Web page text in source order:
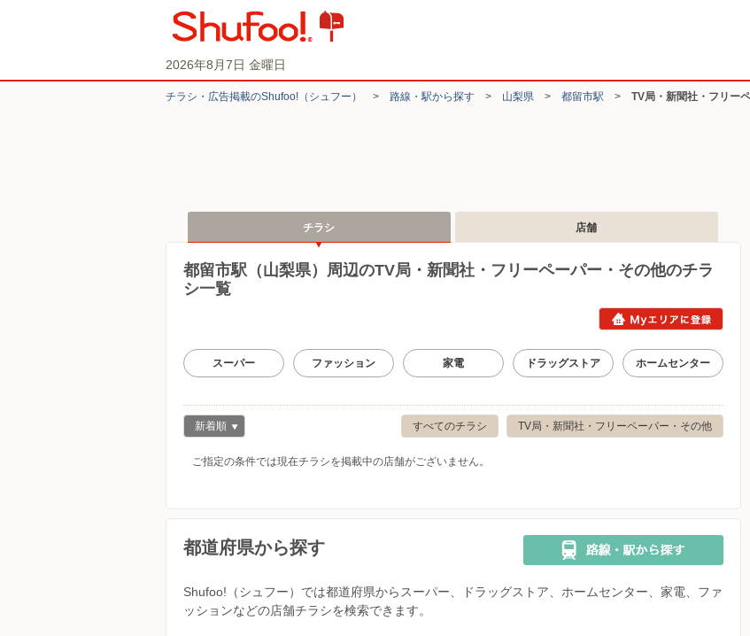
2026年8月7日 金曜日
チラシ・​広告掲載の​Shufoo!​（シュフー） > 路線・駅から探す > 山梨県 > 都留市駅 > TV局・新聞社・フリー
チラシ 店舗
都留市駅（山梨県）周辺のTV局・新聞社・フリーペーパー・その他のチラ
シ一覧
スーパー ファッション 家電 ドラッグストア ホームセンター
TV局・新聞社・フリーペーパー・その他
すべてのチラシ
新着順
ご指定の条件では現在チラシを掲載中の店舗がございません。
都道府県から探す
Shufoo!（シュフー）では都道府県からスーパー、ドラッグストア、ホームセンター、家電、ファ
ッションなどの店舗チラシを検索できます。